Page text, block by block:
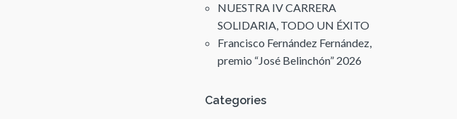
NUESTRA IV CARRERA
SOLIDARIA, TODO UN ÉXITO
Francisco Fernández Fernández,
premio “José Belinchón” 2026
Categories